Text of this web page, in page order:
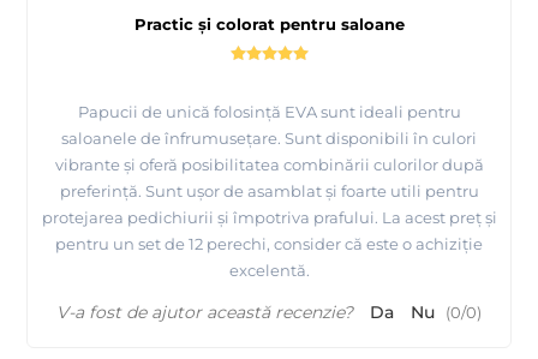
Practic și colorat pentru saloane
Papucii de unică folosință EVA sunt ideali pentru
saloanele de înfrumusețare. Sunt disponibili în culori
vibrante și oferă posibilitatea combinării culorilor după
preferință. Sunt ușor de asamblat și foarte utili pentru
protejarea pedichiurii și împotriva prafului. La acest preț și
pentru un set de 12 perechi, consider că este o achiziție
excelentă.
V-a fost de ajutor această recenzie? Da Nu (0/0)